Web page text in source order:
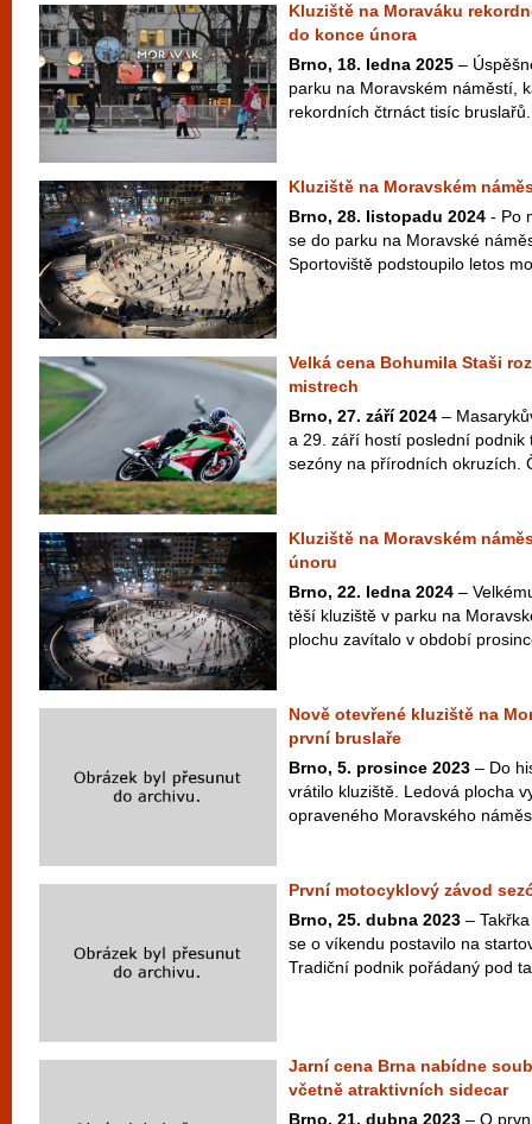
Kluziště na Moraváku
do konce února
Brno, 18. ledna 2025 –
parku na Moravském náměstí,
rekordních čtrnáct tisíc
Kluziště na Moravském
Brno, 28. listopadu 2024 - Po
se do parku na Moravské
Sportoviště podstoupilo letos
Velká cena Bohumila Staši
mistrech
Brno, 27. září 2024 –
a 29. září hostí poslední podnik
sezóny na přírodních okruzích.
Kluziště na Moravském
únoru
Brno, 22. ledna 2024 –
těší kluziště v parku na
plochu zavítalo v období
Nově otevřené kluziště na
první bruslaře
Brno, 5. prosince 2023 – Do
vrátilo kluziště. Ledová plocha
opraveného Moravského
První motocyklový závod
Brno, 25. dubna 2023 –
se o víkendu postavilo na
Tradiční podnik pořádaný pod
Jarní cena Brna nabídne
včetně atraktivních sidecar
Brno, 21. dubna 2023 – O